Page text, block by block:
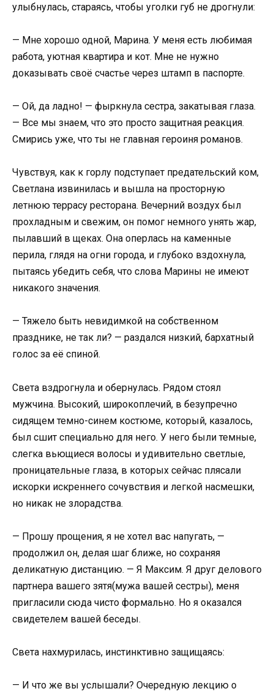
улыбнулась, стараясь, чтобы уголки губ не дрогнули:
— Мне хорошо одной, Марина. У меня есть любимая
работа, уютная квартира и кот. Мне не нужно
доказывать своё счастье через штамп в паспорте.
— Ой, да ладно! — фыркнула сестра, закатывая глаза.
— Все мы знаем, что это просто защитная реакция.
Смирись уже, что ты не главная героиня романов.
Чувствуя, как к горлу подступает предательский ком,
Светлана извинилась и вышла на просторную
летнюю террасу ресторана. Вечерний воздух был
прохладным и свежим, он помог немного унять жар,
пылавший в щеках. Она оперлась на каменные
перила, глядя на огни города, и глубоко вздохнула,
пытаясь убедить себя, что слова Марины не имеют
никакого значения.
— Тяжело быть невидимкой на собственном
празднике, не так ли? — раздался низкий, бархатный
голос за её спиной.
Света вздрогнула и обернулась. Рядом стоял
мужчина. Высокий, широкоплечий, в безупречно
сидящем темно-синем костюме, который, казалось,
был сшит специально для него. У него были темные,
слегка вьющиеся волосы и удивительно светлые,
проницательные глаза, в которых сейчас плясали
искорки искреннего сочувствия и легкой насмешки,
но никак не злорадства.
— Прошу прощения, я не хотел вас напугать, —
продолжил он, делая шаг ближе, но сохраняя
деликатную дистанцию. — Я Максим. Я друг делового
партнера вашего зятя(мужа вашей сестры), меня
пригласили сюда чисто формально. Но я оказался
свидетелем вашей беседы.
Света нахмурилась, инстинктивно защищаясь:
— И что же вы услышали? Очередную лекцию о